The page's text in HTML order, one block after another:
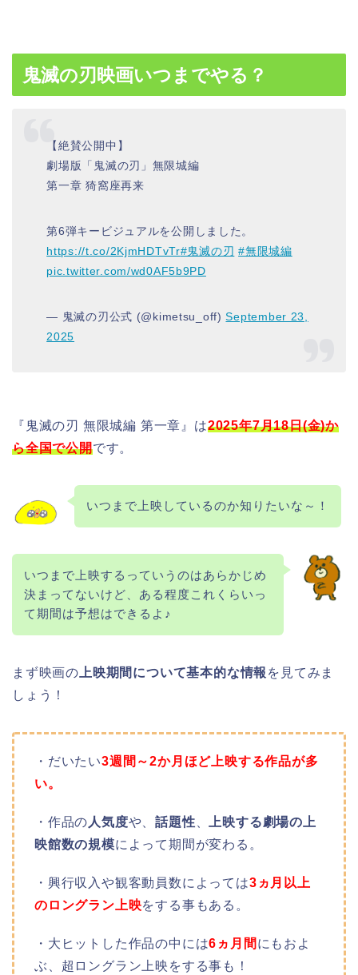
鬼滅の刃映画いつまでやる？
【絶賛公開中】
劇場版「鬼滅の刃」無限城編
第一章 猗窩座再来
第6弾キービジュアルを公開しました。
https://t.co/2KjmHDTvTr#鬼滅の刃 #無限城編
pic.twitter.com/wd0AF5b9PD
— 鬼滅の刃公式 (@kimetsu_off)September 23,
2025
『鬼滅の刃 無限城編 第一章』は2025年7月18日(金)か
ら全国で公開です。
いつまで上映しているのか知りたいな～！
いつまで上映するっていうのはあらかじめ
決まってないけど、ある程度これくらいっ
て期間は予想はできるよ♪
まず映画の 上映期間について基本的な情報 を見てみま
しょう！
・だいたい3週間～2か月ほど上映する作品が多
い。
・作品の 人気度や、話題性
上映する劇場の上
映館数の規模によって期間が変わる。
・興行収入や観客動員数によっては3ヵ月以上
のロングラン上映をする事もある。
・大ヒットした作品の中には6ヵ月間 にもおよ
ぶ、超ロングラン上映をする事も！